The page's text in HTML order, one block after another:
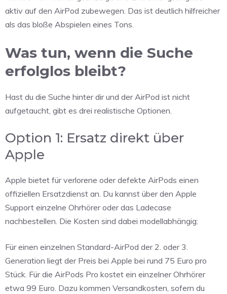
aktiv auf den AirPod zubewegen. Das ist deutlich hilfreicher
als das bloße Abspielen eines Tons.
Was tun, wenn die Suche
erfolglos bleibt?
Hast du die Suche hinter dir und der AirPod ist nicht
aufgetaucht, gibt es drei realistische Optionen.
Option 1: Ersatz direkt über
Apple
Apple bietet für verlorene oder defekte AirPods einen
offiziellen Ersatzdienst an. Du kannst über den Apple
Support einzelne Ohrhörer oder das Ladecase
nachbestellen. Die Kosten sind dabei modellabhängig:
Für einen einzelnen Standard-AirPod der 2. oder 3.
Generation liegt der Preis bei Apple bei rund 75 Euro pro
Stück. Für die AirPods Pro kostet ein einzelner Ohrhörer
etwa 99 Euro. Dazu kommen Versandkosten, sofern du